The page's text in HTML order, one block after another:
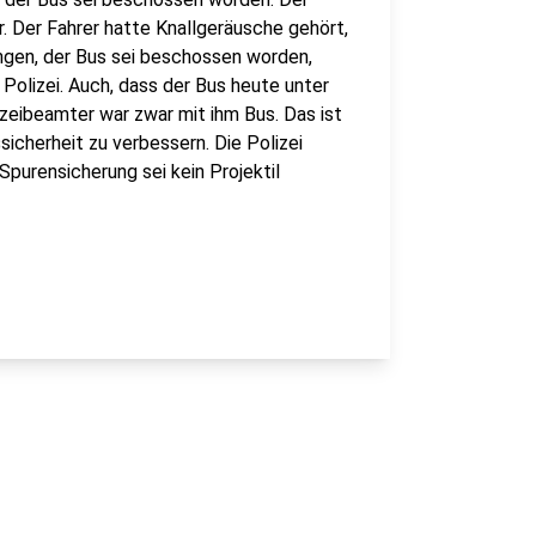
Der Fahrer hatte Knallgeräusche gehört,
der Bus sei beschossen worden,
Auch, dass der Bus heute unter
war zwar mit ihm Bus. Das ist
zu verbessern. Die Polizei
sei kein Projektil